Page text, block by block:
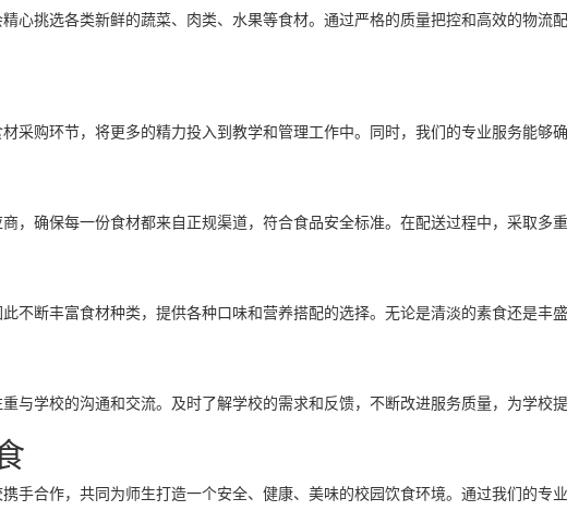
挑选各类新鲜的蔬菜、肉类、水果等食材。通过严格的质量把控和高效的物流
购环节，将更多的精力投入到教学和管理工作中。同时，我们的专业服务能够
确保每一份食材都来自正规渠道，符合食品安全标准。在配送过程中，采取多
断丰富食材种类，提供各种口味和营养搭配的选择。无论是清淡的素食还是丰盛
学校的沟通和交流。及时了解学校的需求和反馈，不断改进服务质量，为学校提
合作，共同为师生打造一个安全、健康、美味的校园饮食环境。通过我们的专